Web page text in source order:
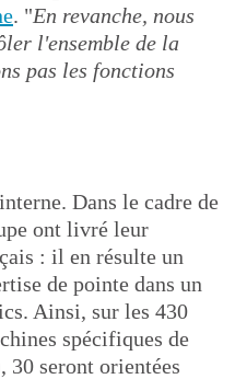
. "En revanche, nous
l'ensemble de la
pas les fonctions
Dans le cadre de
ont livré leur
: il en résulte un
de pointe dans un
Ainsi, sur les 430
spécifiques de
seront orientées